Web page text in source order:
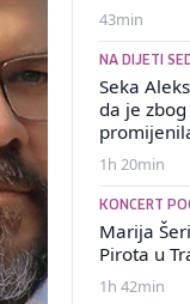
43min
NA DIJETI
Seka
da je
1h 20min
KONCERT
Marija
Pirota u
1h 42min